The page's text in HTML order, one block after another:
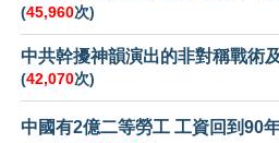
(45,960次)
中共幹擾神韻演出的非對稱戰術
(42,070次)
中國有2億二等勞工 工資回到90